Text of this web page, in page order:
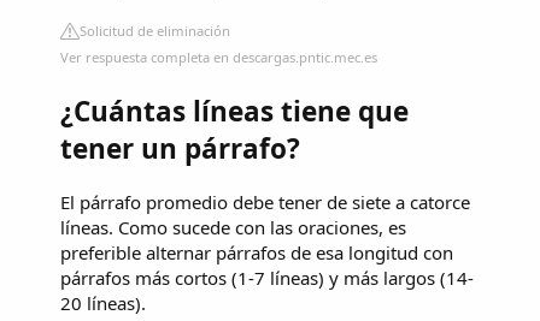
Solicitud de eliminación
Ver respuesta completa en descargas.pntic.mec.es
¿Cuántas líneas tiene que
tener un párrafo?
El párrafo promedio debe tener de siete a catorce
líneas. Como sucede con las oraciones, es
preferible alternar párrafos de esa longitud con
párrafos más cortos (1-7 líneas) y más largos (14-
20 líneas).